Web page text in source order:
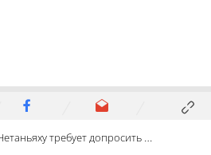
требует допросить Нафтали Беннета